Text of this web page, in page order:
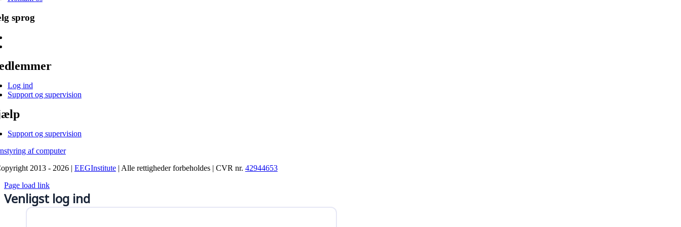
sprog
Log ind
Support og supervision
Support og supervision
af computer
2013 - 2026 | EEGInstitute| Alle rettigheder forbeholdes | CVR nr. 42944653
Page load link
Venligst log ind